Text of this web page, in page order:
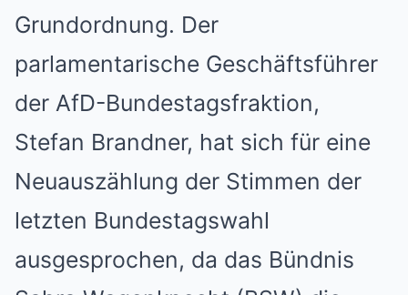
Grundordnung. Der
parlamentarische Geschäftsführer
der AfD-Bundestagsfraktion,
Stefan Brandner, hat sich für eine
Neuauszählung der Stimmen der
letzten Bundestagswahl
ausgesprochen, da das Bündnis